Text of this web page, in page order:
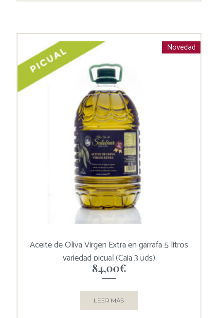
Novedad
Aceite de Oliva Virgen Extra en garrafa 5 litros
variedad picual (Caja 3 uds)
84,00€
LEER MÁS